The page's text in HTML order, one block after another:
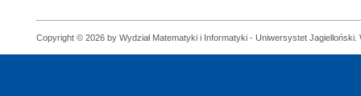
Copyright © 2026 by Wydział Matematyki i Informatyki - Uniwersystet